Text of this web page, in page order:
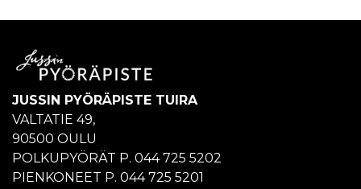
JUSSIN PYÖRÄPISTE TUIRA
VALTATIE 49,
90500 OULU
POLKUPYÖRÄT P. 044 725 5202
PIENKONEET P. 044 725 5201